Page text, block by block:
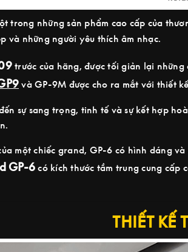
trong những sản phẩm cao cấp của
và những người yêu thích âm nhạc.
trước của hãng, được tối giản lại
và GP-9M được cho ra mắt với thiết
sự sang trọng, tinh tế và sự kết hợp
một chiếc grand, GP-6 có hình dáng
GP-6 có kích thước tầm trung cung cấp
THIẾT KẾ